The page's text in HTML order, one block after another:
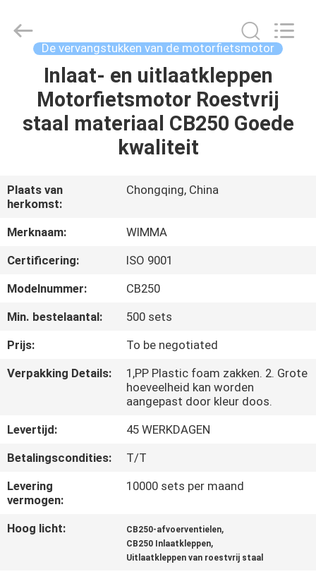
THUIS
PRODUCTEN
OVER
ONS
FABRIEKSTOCHT
KWALITEITSCONTROLE
NIEUWS
EEN
OFFERTE
SITEMAP
PRIVACYBELEID
Spare
Parts
De vervangstukken van de motorfietsmotor
Inlaat- en uitlaatkleppen
Motorfietsmotor Roestvrij
staal materiaal CB250 Goede
kwaliteit
Plaats van
herkomst:
Chongqing, China
Merknaam:
WIMMA
Certificering:
ISO 9001
Modelnummer:
CB250
Min. bestelaantal:
500 sets
Prijs:
To be negotiated
Verpakking Details:
1,PP Plastic foam zakken. 2. Grote
hoeveelheid kan worden
aangepast door kleur doos.
Levertijd:
45 WERKDAGEN
Betalingscondities:
T/T
Levering
vermogen:
10000 sets per maand
Hoog licht: CB250-afvoerventielen,
CB250 Inlaatkleppen,
Uitlaatkleppen van roestvrij staal